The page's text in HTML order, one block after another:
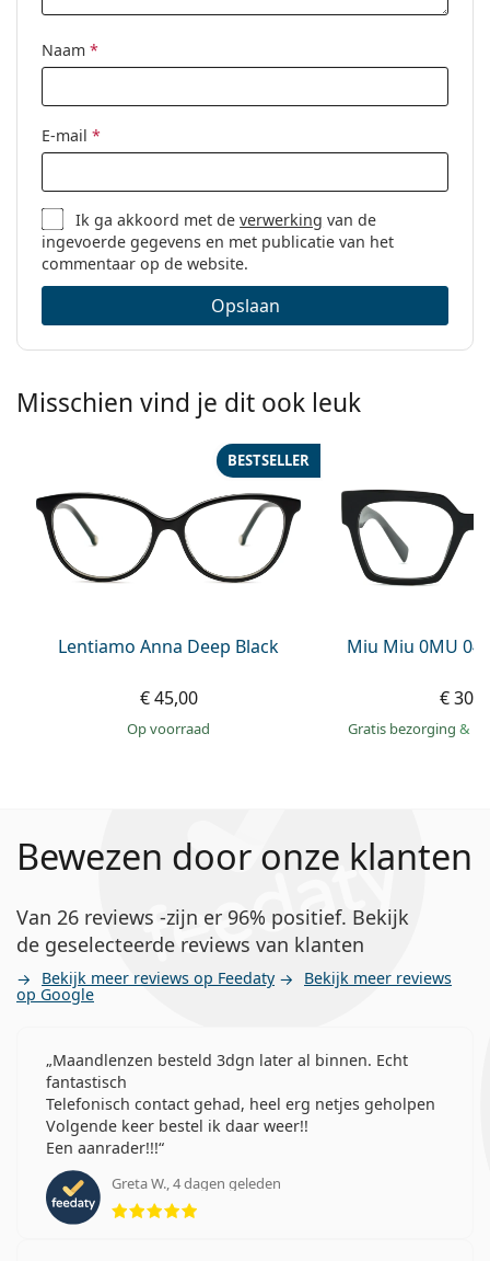
Naam *
E-mail *
Ik ga akkoord met deverwerking van de
ingevoerde gegevens en met publicatie van het
commentaar op de website.
Opslaan
Misschien vind je dit ook leuk
Lentiamo Anna Deep Black
BESTSELLER
€ 45,00
op voorraad
Miu Miu 0MU
€
Gratis bezorging &
Bewezen door onze klanten
Van 26 reviews -zijn er 96% positief. Bekijk
de geselecteerde reviews van klanten
Bekijk meer reviews op Feedaty Bekijk meer reviews
op Google
Maandlenzen besteld 3dgn later al binnen. Echt
fantastisch
Telefonisch contact gehad, heel erg netjes geholpen
Volgende keer bestel ik daar weer!!
Een aanrader!!!
Greta W., 4 dagen geleden
Beoordeling 5 van 5